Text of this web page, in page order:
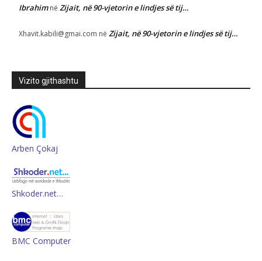
Ibrahimnë Zijait, në 90-vjetorin e lindjes së tij…
Xhavit.kabili@gmai.com në Zijait, në 90-vjetorin e lindjes së tij…
Vizito gjithashtu
Arben Çokaj
Shkoder.net…
BMC Computer